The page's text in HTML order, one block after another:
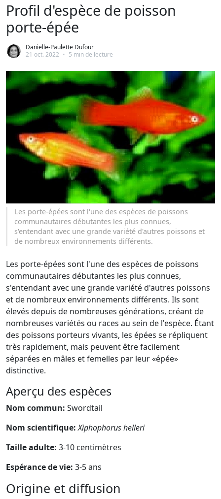
Profil d'espèce de poisson
porte-épée
Danielle-Paulette Dufour
21 oct. 2022 • 5 min de lecture
Les porte-épées sont l'une des espèces de poissons
communautaires débutantes les plus connues,
s'entendant avec une grande variété d'autres poissons et
de nombreux environnements différents.
Les porte-épées sont l'une des espèces de poissons
communautaires débutantes les plus connues,
s'entendant avec une grande variété d'autres poissons
et de nombreux environnements différents. Ils sont
élevés depuis de nombreuses générations, créant de
nombreuses variétés ou races au sein de l'espèce. Étant
des poissons porteurs vivants, les épées se répliquent
très rapidement, mais peuvent être facilement
séparées en mâles et femelles par leur «épée»
distinctive.
Aperçu des espèces
Nom commun: Swordtail
Nom scientifique: Xiphophorus helleri
Taille adulte: 3-10 centimètres
Espérance de vie: 3-5 ans
Origine et diffusion